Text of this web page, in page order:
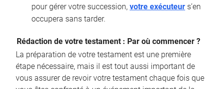
pour gérer votre succession, votre exécuteur s’en
occupera sans tarder.
Rédaction de votre testament : Par où commencer ?
La préparation de votre testament est une première
étape nécessaire, mais il est tout aussi important de
vous assurer de revoir votre testament chaque fois que